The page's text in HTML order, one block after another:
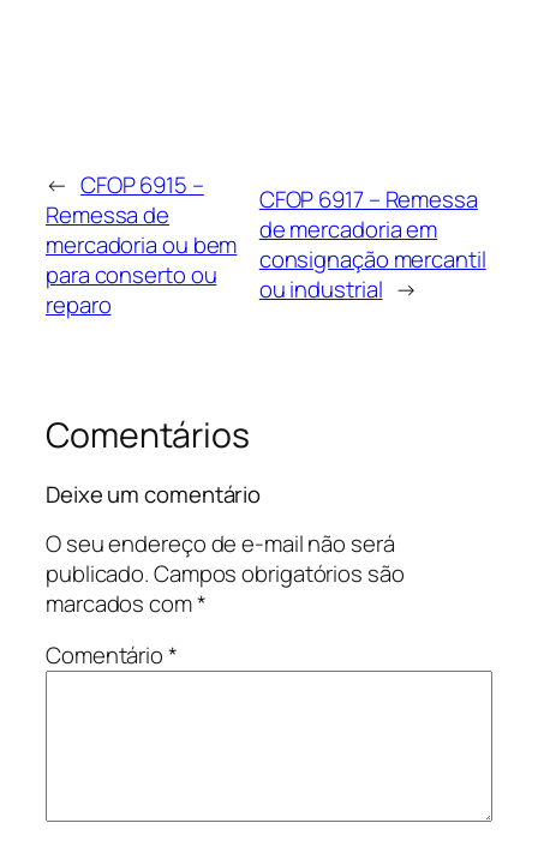
← CFOP 6915 –
Remessa de
mercadoria ou bem
para conserto ou
reparo
CFOP 6917 – Remessa
de mercadoria em
consignação mercantil
ou industrial →
Comentários
Deixe um comentário
O seu endereço de e-mail não será
publicado.Campos obrigatórios são
marcados com*
Comentário*